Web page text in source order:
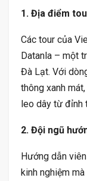
1. Địa điểm
Các tour của
Datanla – một
Đà Lạt. Với
thông xanh
leo dây từ đỉnh
2. Đội ngũ
Hướng dẫn
kinh nghiệm